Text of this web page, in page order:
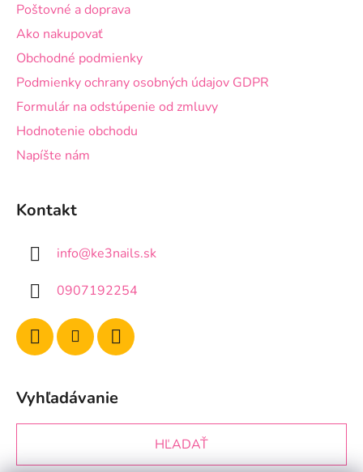
Poštovné a doprava
Ako nakupovať
Obchodné podmienky
Podmienky ochrany osobných údajov GDPR
Formulár na odstúpenie od zmluvy
Hodnotenie obchodu
Napíšte nám
Kontakt
info@ke3nails.sk
0907192254
Vyhľadávanie
HĽADAŤ